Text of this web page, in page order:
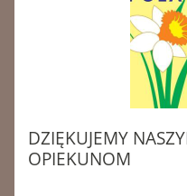
DZIĘKUJEMY
OPIEKUNOM